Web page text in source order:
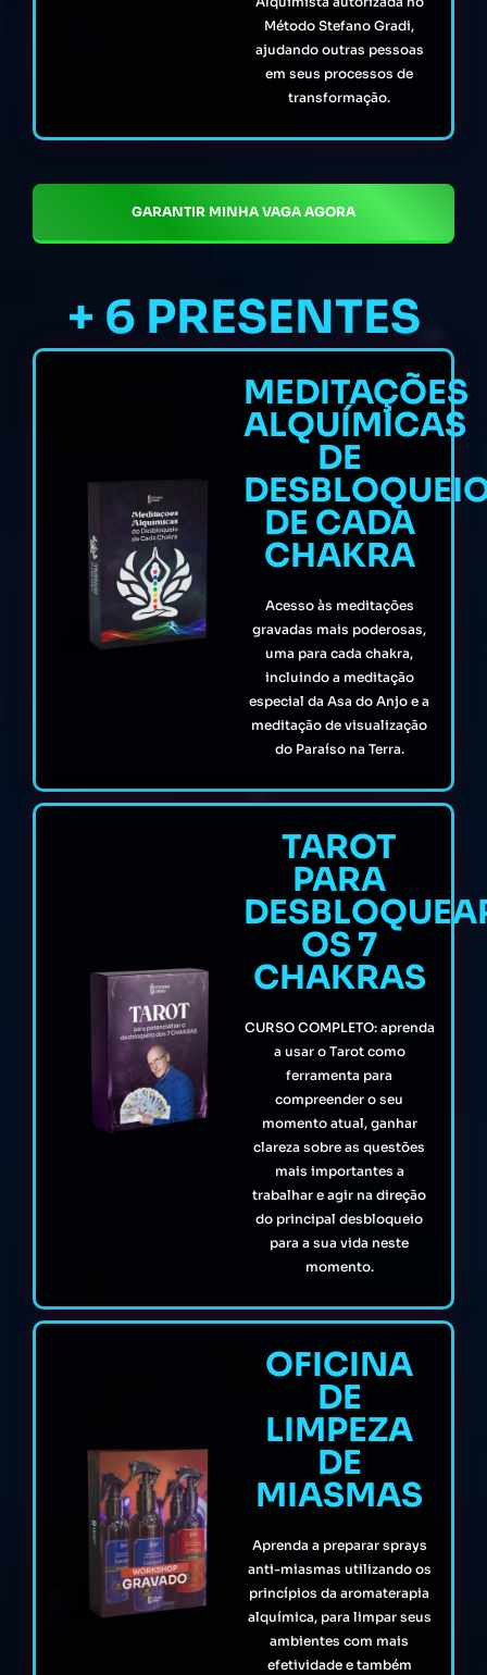
Método Stefano Gradi,
ajudando outras pessoas
em seus processos de
transformação.
GARANTIR MINHA VAGA AGORA
+ 6 PRESENTES
MEDITAÇÕES
ALQUÍMICAS
DE
DE CADA
CHAKRA
Acesso às meditações
gravadas mais poderosas,
uma para cada chakra,
incluindo a meditação
especial da Asa do Anjo e a
meditação de visualização
do Paraíso na Terra.
TAROT
PARA
OS 7
CHAKRAS
CURSO COMPLETO: aprenda
a usar o Tarot como
ferramenta para
compreender o seu
momento atual, ganhar
clareza sobre as questões
mais importantes a
trabalhar e agir na direção
do principal desbloqueio
para a sua vida neste
momento.
OFICINA
DE
LIMPEZA
DE
MIASMAS
Aprenda a preparar sprays
anti-miasmas utilizando os
princípios da aromaterapia
alquímica, para limpar seus
ambientes com mais
efetividade e também